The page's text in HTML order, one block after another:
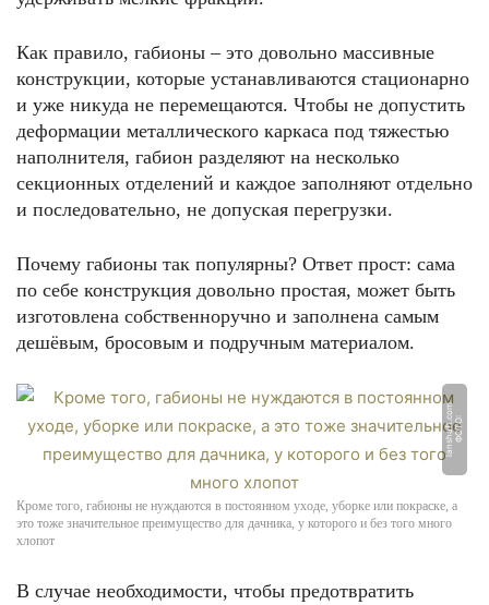
Как правило, габионы – это довольно массивные
конструкции, которые устанавливаются стационарно
и уже никуда не перемещаются. Чтобы не допустить
деформации металлического каркаса под тяжестью
наполнителя, габион разделяют на несколько
секционных отделений и каждое заполняют отдельно
и последовательно, не допуская перегрузки.
Почему габионы так популярны? Ответ прост: сама
по себе конструкция довольно простая, может быть
изготовлена собственноручно и заполнена самым
дешёвым, бросовым и подручным материалом.
Ф
О
Т
О:
l
a
n
s
h
a
f
t.
c
o
m
Кроме того, габионы не нуждаются в постоянном уходе, уборке или покраске, а
это тоже значительное преимущество для дачника, у которого и без того много
хлопот
В случае необходимости, чтобы предотвратить